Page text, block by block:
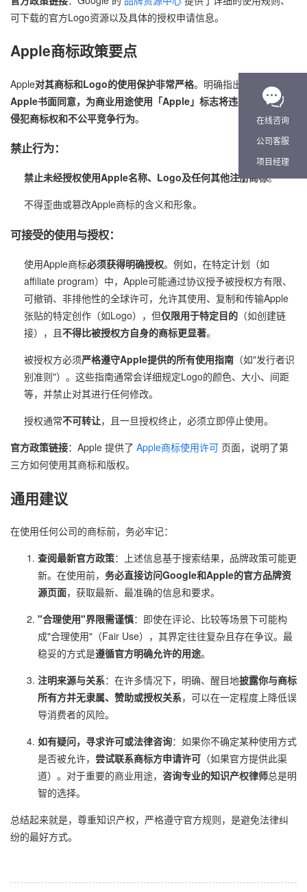
在线咨询
公司客服
项目经理
可下载的官方Logo资源以及具体的授权申请信息。
Apple商标政策要点
Apple对其商标和Logo的使用保护非常严格。明确指出：
未经
Apple书面同意，为商业用途使用「Apple」标志将违反法律，构成
侵犯商标权和不公平竞争行为。
禁止行为：
禁止未经授权使用Apple名称、Logo及任何其他注册商标。
不得歪曲或篡改Apple商标的含义和形象。
可接受的使用与授权：
使用Apple商标必须获得明确授权。例如，在特定计划（如
affiliate program）中，Apple可能通过协议授予被授权方有限、
可撤销、非排他性的全球许可，允许其使用、复制和传输Apple
张贴的特定创作（如Logo），但仅限用于特定目的 （如创建链
接），且不得比被授权方自身的商标更显著。
被授权方必须严格遵守Apple提供的所有使用指南 （如"发行者识
别准则"）。这些指南通常会详细规定Logo的颜色、大小、间距
等，并禁止对其进行任何修改。
授权通常不可转让，且一旦授权终止，必须立即停止使用。
官方政策链接：Apple 提供了 Apple商标使用许可 页面，说明了第
三方如何使用其商标和版权。
通用建议
在使用任何公司的商标前，务必牢记：
查阅最新官方政策：上述信息基于搜索结果，品牌政策可能更
新。在使用前， 务必直接访问Google和Apple的官方品牌资
源页面，获取最新、最准确的信息和要求。
"合理使用"界限需谨慎：即使在评论、比较等场景下可能构
成"合理使用"（Fair Use），其界定往往复杂且存在争议。最
稳妥的方式是遵循官方明确允许的用途。
注明来源与关系：在许多情况下，明确、醒目地披露你与商标
所有方并无隶属、赞助或授权关系，可以在一定程度上降低误
导消费者的风险。
如有疑问，寻求许可或法律咨询：如果你不确定某种使用方式
是否被允许， 尝试联系商标方申请许可 （如果官方提供此渠
道）。对于重要的商业用途， 咨询专业的知识产权律师总是明
智的选择。
总结起来就是，尊重知识产权，严格遵守官方规则，是避免法律纠
纷的最好方式。